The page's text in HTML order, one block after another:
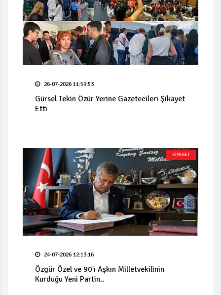
26-07-2026 11:59:53
Gürsel Tekin Özür Yerine Gazetecileri Şikayet
Etti
SİYASET
24-07-2026 12:13:16
Özgür Özel ve 90'ı Aşkın Milletvekilinin
Kurduğu Yeni Partin..